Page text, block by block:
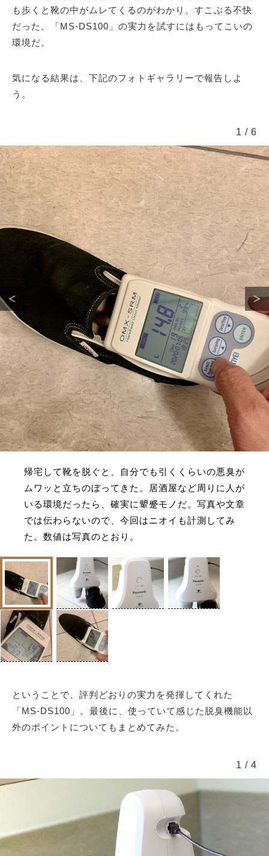
も歩くと靴の中がムレてくるのがわかり、すこぶる不快
だった。「MS-DS100」の実力を試すにはもってこいの
環境だ。
気になる結果は、下記のフォトギャラリーで報告しよ
う。
帰宅して靴を脱ぐと、自分でも引くくらいの悪臭が
ムワッと立ちのぼってきた。居酒屋など周りに人が
いる環境だったら、確実に顰蹙モノだ。写真や文章
では伝わらないので、今回はニオイも計測してみ
た。数値は写真のとおり。
1 / 6
ということで、評判どおりの実力を発揮してくれた
「MS-DS100」。最後に、使っていて感じた脱臭機能以
外のポイントについてもまとめてみた。
1 / 4